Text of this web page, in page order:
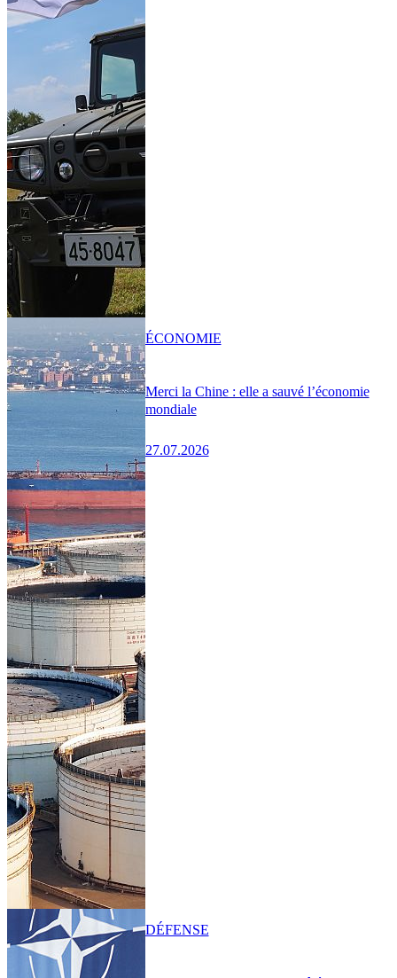
Merci la Chine : elle a sauvé l’économie
mondiale
27.07.2026
ÉCONOMIE
DÉFENSE